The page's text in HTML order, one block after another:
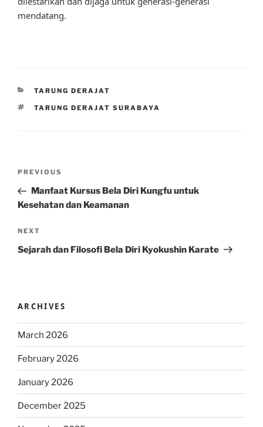
mendatang.
CATEGORIES
TARUNG DERAJAT
TAGS
TARUNG DERAJAT SURABAYA
Previous
Post
PREVIOUS
Manfaat Kursus Bela Diri Kungfu untuk
Kesehatan dan Keamanan
Next
Post
NEXT
Sejarah dan Filosofi Bela Diri Kyokushin Karate
ARCHIVES
March 2026
February 2026
January 2026
December 2025